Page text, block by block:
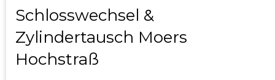
Schlosswechsel &
Zylindertausch Moers
Hochstraß